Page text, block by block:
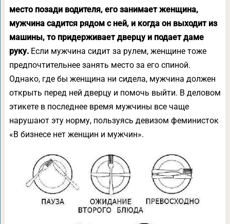
место позади водителя, его занимает женщина,
мужчина садится рядом с ней, и когда он выходит из
машины, то придерживает дверцу и подает даме
руку.Если мужчина сидит за рулем, женщине тоже
предпочтительнее занять место за его спиной.
Однако, где бы женщина ни сидела, мужчина должен
открыть перед ней дверцу и помочь выйти. В деловом
этикете в последнее время мужчины все чаще
нарушают эту норму, пользуясь девизом феминисток
«В бизнесе нет женщин и мужчин».